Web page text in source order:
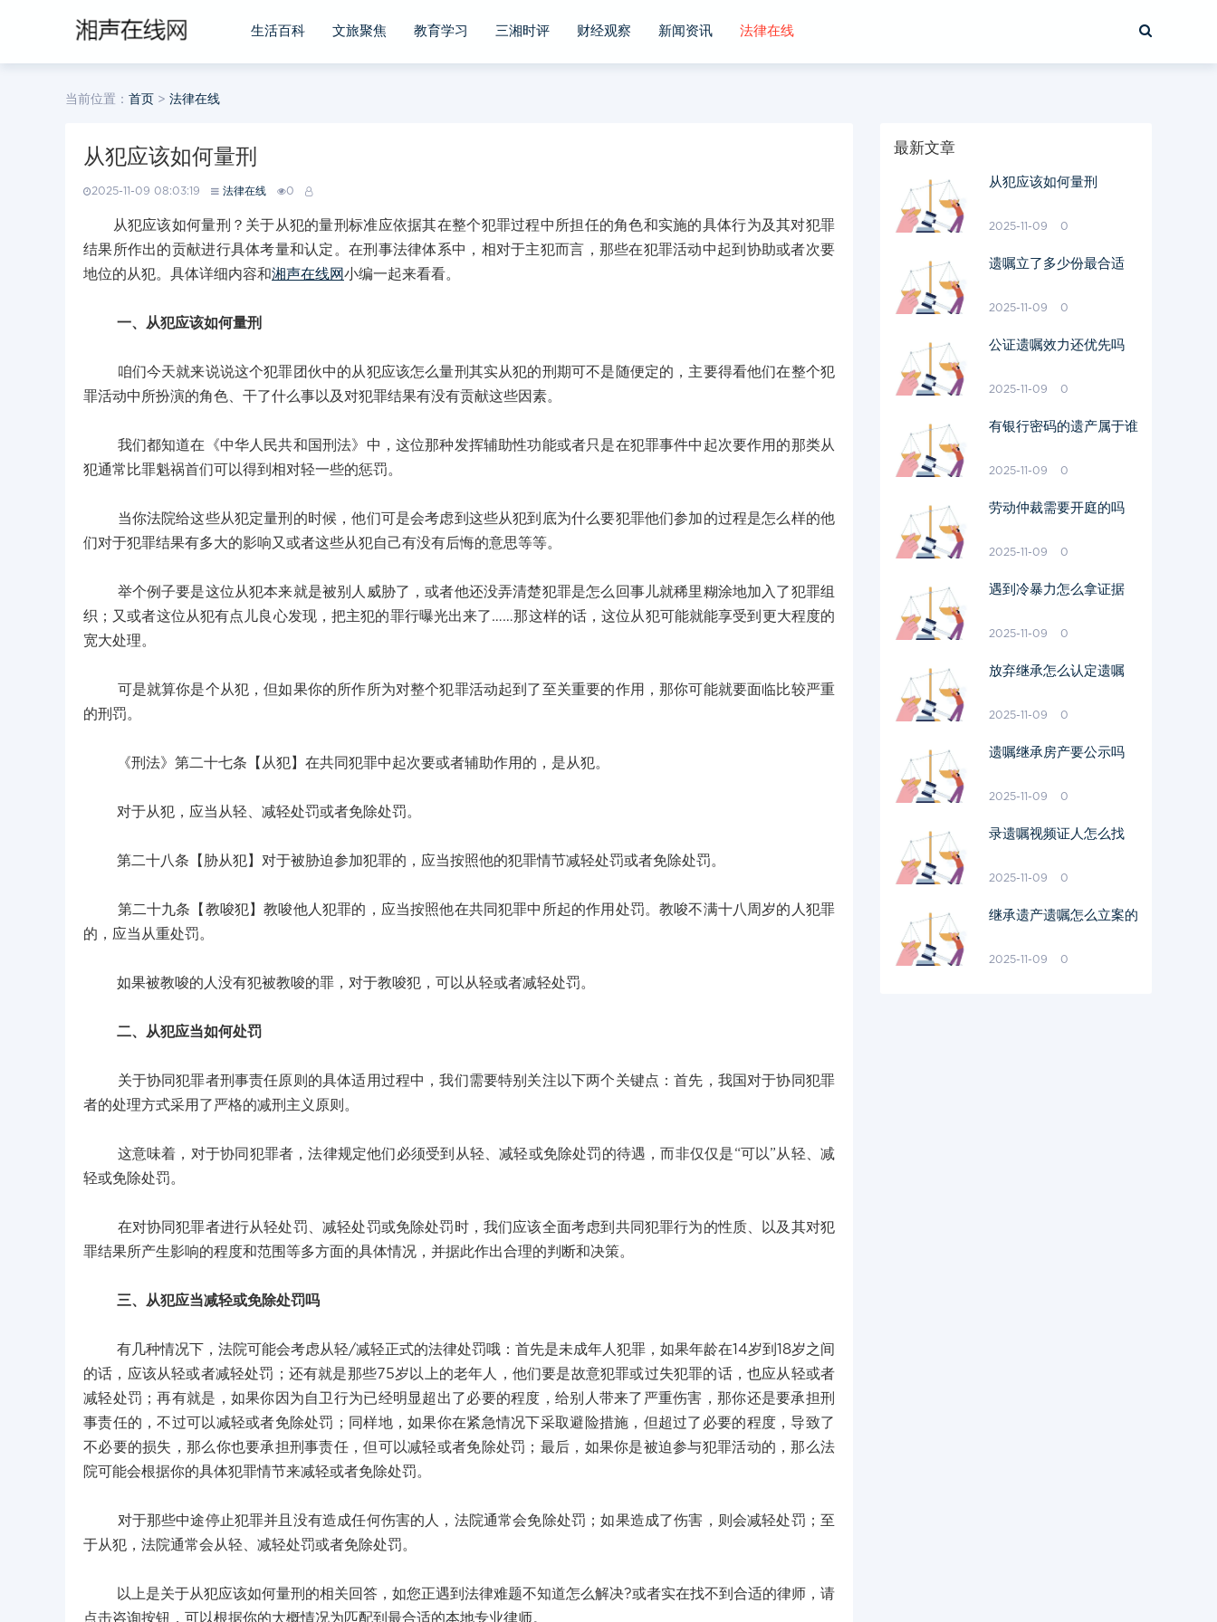
生活百科 文旅聚焦 教育学习 三湘时评 财经观察 新闻资讯 法律在线
当前位置： 首页 > 法律在线
从犯应该如何量刑
2025-11-09 08:03:19 法律在线 0
从犯应该如何量刑？关于从犯的量刑标准应依据其在整个犯罪过程中所担任的角色和实施的具体行为及其对犯罪
结果所作出的贡献进行具体考量和认定。在刑事法律体系中，相对于主犯而言，那些在犯罪活动中起到协助或者次要
地位的从犯。具体详细内容和湘声在线网小编一起来看看。
一、从犯应该如何量刑
咱们今天就来说说这个犯罪团伙中的从犯应该怎么量刑其实从犯的刑期可不是随便定的，主要得看他们在整个犯
罪活动中所扮演的角色、干了什么事以及对犯罪结果有没有贡献这些因素。
我们都知道在《中华人民共和国刑法》中，这位那种发挥辅助性功能或者只是在犯罪事件中起次要作用的那类从
犯通常比罪魁祸首们可以得到相对轻一些的惩罚。
当你法院给这些从犯定量刑的时候，他们可是会考虑到这些从犯到底为什么要犯罪他们参加的过程是怎么样的他
们对于犯罪结果有多大的影响又或者这些从犯自己有没有后悔的意思等等。
举个例子要是这位从犯本来就是被别人威胁了，或者他还没弄清楚犯罪是怎么回事儿就稀里糊涂地加入了犯罪组
织；又或者这位从犯有点儿良心发现，把主犯的罪行曝光出来了……那这样的话，这位从犯可能就能享受到更大程度的
宽大处理。
可是就算你是个从犯，但如果你的所作所为对整个犯罪活动起到了至关重要的作用，那你可能就要面临比较严重
的刑罚。
《刑法》第二十七条【从犯】在共同犯罪中起次要或者辅助作用的，是从犯。
对于从犯，应当从轻、减轻处罚或者免除处罚。
第二十八条【胁从犯】对于被胁迫参加犯罪的，应当按照他的犯罪情节减轻处罚或者免除处罚。
第二十九条【教唆犯】教唆他人犯罪的，应当按照他在共同犯罪中所起的作用处罚。教唆不满十八周岁的人犯罪
的，应当从重处罚。
如果被教唆的人没有犯被教唆的罪，对于教唆犯，可以从轻或者减轻处罚。
二、从犯应当如何处罚
关于协同犯罪者刑事责任原则的具体适用过程中，我们需要特别关注以下两个关键点：首先，我国对于协同犯罪
者的处理方式采用了严格的减刑主义原则。
这意味着，对于协同犯罪者，法律规定他们必须受到从轻、减轻或免除处罚的待遇，而非仅仅是“可以”从轻、减
轻或免除处罚。
在对协同犯罪者进行从轻处罚、减轻处罚或免除处罚时，我们应该全面考虑到共同犯罪行为的性质、以及其对犯
罪结果所产生影响的程度和范围等多方面的具体情况，并据此作出合理的判断和决策。
三、从犯应当减轻或免除处罚吗
有几种情况下，法院可能会考虑从轻/减轻正式的法律处罚哦：首先是未成年人犯罪，如果年龄在14岁到18岁之间
的话，应该从轻或者减轻处罚；还有就是那些75岁以上的老年人，他们要是故意犯罪或过失犯罪的话，也应从轻或者
减轻处罚；再有就是，如果你因为自卫行为已经明显超出了必要的程度，给别人带来了严重伤害，那你还是要承担刑
事责任的，不过可以减轻或者免除处罚；同样地，如果你在紧急情况下采取避险措施，但超过了必要的程度，导致了
不必要的损失，那么你也要承担刑事责任，但可以减轻或者免除处罚；最后，如果你是被迫参与犯罪活动的，那么法
院可能会根据你的具体犯罪情节来减轻或者免除处罚。
对于那些中途停止犯罪并且没有造成任何伤害的人，法院通常会免除处罚；如果造成了伤害，则会减轻处罚；至
于从犯，法院通常会从轻、减轻处罚或者免除处罚。
以上是关于从犯应该如何量刑的相关回答，如您正遇到法律难题不知道怎么解决?或者实在找不到合适的律师，请
点击咨询按钮，可以根据你的大概情况为匹配到最合适的本地专业律师。
最新文章
从犯应该如何量刑
2025-11-09 0
遗嘱立了多少份最合适
2025-11-09 0
公证遗嘱效力还优先吗
2025-11-09 0
有银行密码的遗产属于谁
2025-11-09 0
劳动仲裁需要开庭的吗
2025-11-09 0
遇到冷暴力怎么拿证据
2025-11-09 0
放弃继承怎么认定遗嘱
2025-11-09 0
遗嘱继承房产要公示吗
2025-11-09 0
录遗嘱视频证人怎么找
2025-11-09 0
继承遗产遗嘱怎么立案的
2025-11-09 0